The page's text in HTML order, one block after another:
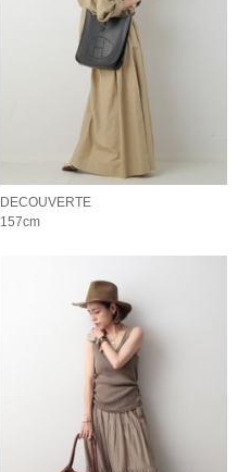
DECOUVERTE
157cm